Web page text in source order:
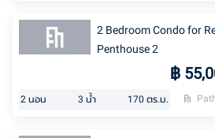
2 Bedroom Condo for
Penthouse 2
฿
2 นอน 3 น้ำ 170 ตร.ม.